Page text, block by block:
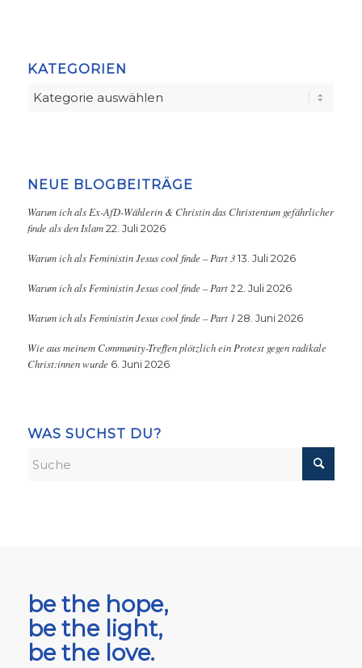
KATEGORIEN
Kategorien
NEUE BLOGBEITRÄGE
Warum ich als Ex-AfD-Wählerin & Christin das Christentum gefährlicher
finde als den Islam 22. Juli 2026
Warum ich als Feministin Jesus cool finde – Part 3 13. Juli 2026
Warum ich als Feministin Jesus cool finde – Part 2 2. Juli 2026
Warum ich als Feministin Jesus cool finde – Part 1 28. Juni 2026
Wie aus meinem Community-Treffen plötzlich ein Protest gegen radikale
Christ:innen wurde 6. Juni 2026
WAS SUCHST DU?
be the hope,
be the light,
be the love.